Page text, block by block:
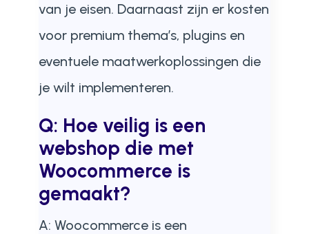
van je eisen. Daarnaast zijn er kosten
voor premium thema’s, plugins en
eventuele maatwerkoplossingen die
je wilt implementeren.
Q: Hoe veilig is een
webshop die met
Woocommerce is
gemaakt?
A: Woocommerce is een